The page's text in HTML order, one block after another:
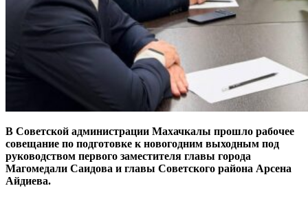
В Советской администрации Махачкалы прошло рабочее
совещание по подготовке к новогодним выходным под
руководством первого заместителя главы города
Магомедали Саидова и главы Советского района Арсена
Айдиева.